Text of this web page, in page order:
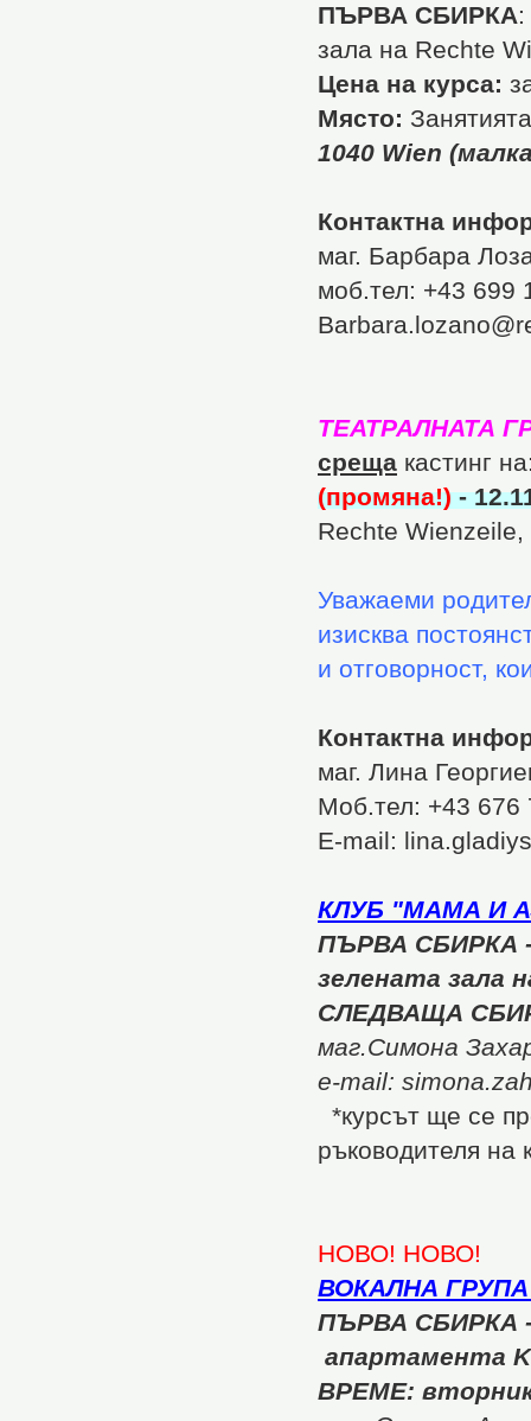
ПЪРВА СБИРКА:
зала на Rechte
Цена на курса:
Място:
1040 Wien
Контактна
маг. Барбара
моб.тел: +43 699
ТЕАТРАЛНАТА
среща кастинг
(промяна!)-
Rechte
Уважаеми
изисква
и отговорност,
Контактна
маг. Лина
Моб.тел: +43 676
Е-mail:
КЛУБ "МАМА И
ПЪРВА СБИРКА
зелената зала
СЛЕДВАЩА
маг.Симона
e-mail:
*курсът ще се
ръководителя на
НОВО! НОВО!
ВОКАЛНА
ПЪРВА СБИРКА
апартамента
ВРЕМЕ: